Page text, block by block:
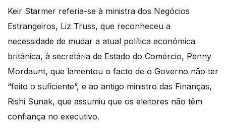
Keir Starmer referia-se à ministra dos Negócios
Estrangeiros, Liz Truss, que reconheceu a
necessidade de mudar a atual política económica
britânica, à secretária de Estado do Comércio, Penny
Mordaunt, que lamentou o facto de o Governo não ter
“feito o suficiente”, e ao antigo ministro das Finanças,
Rishi Sunak, que assumiu que os eleitores não têm
confiança no executivo.